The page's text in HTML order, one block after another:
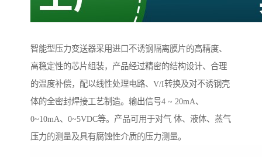
智能型压力变送器采用进口不诱钢隔离膜片的高精度、
高稳定性的芯片组装，产品经过精密的结构设计、合理
的温度补偿，配以线性处理电路、V/I转换及对不诱钢壳
体的全密封焊接工艺制造。输出信号4 ~ 20mA、
0~10mA、0~5VDC等。产品可用于对气 体、液体、蒸气
压力的测量及具有腐蚀性介质的压力测量。